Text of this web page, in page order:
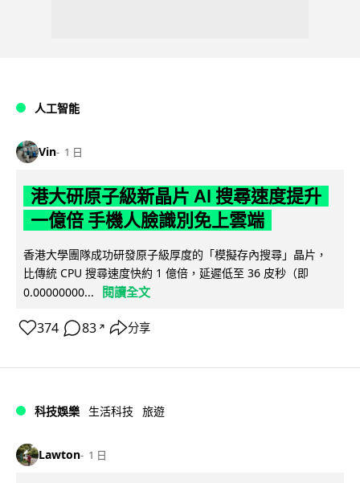
人工智能
Vin 1 日
港大研原子級新晶片 AI 搜尋速度提升
一億倍 手機人臉識別免上雲端
香港大學團隊成功研發原子級厚度的「模擬存內搜尋」晶片，
比傳統 CPU 搜尋速度快約 1 億倍，延遲低至 36 皮秒（即
0.00000000...
閱讀全文
374 83 ↗ 分享
科技娛樂 生活科技 旅遊
Lawton 1 日